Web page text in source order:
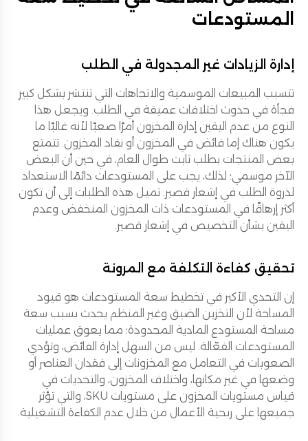
المستودعات
إدارة الزيادات غير المجدولة في الطلب
تتسبب المبيعات الموسمية والاتجاهات التي تنتشر بشكل كبير
فجأة في حدوث اختلافات عميقة في الطلب. ويجعل هذا
النوع من عدم اليقين إدارة المخزون أمرًا صعبًا لأنه غالبًا ما
يكون هناك إما فائض في المخزون أو نفاد المخزون. تتمتع
بعض المنتجات بطلب ثابت طوال العام، في حين أن البعض
الآخر موسمي؛ لذلك، يجب على المستودعات دائمًا الاستعداد
لذروة الطلب في إشعار قصير. تميل هذه الطلبات إلى أن تكون
أكثر إرهاقًا في المستودعات ذات المخزون المنخفض وعدم
اليقين بشأن التخصيص في إشعار قصير.
تحقيق كفاءة التكلفة مع المرونة
إن التحدي الأكبر في تخطيط سعة المستودعات هو قيود
المساحة لأن التخزين الضيق وغير المنظم يحدث بسبب سعة
مساحة المستودع المادية المحدودة؛ مما يعوق عمليات
المستودعات الفعّالة. ليس من السهل إدارة الفائض، وتؤدي
الصعوبات في التعامل مع المخزونات إلى فقدان العناصر أو
وضعها في غير مكانها، واختلاف المخزون، والتحديات في
قياس مستويات المخزون على مستويات SKU، والتي تؤثر
جميعها على ربحية الأعمال من خلال عدم الكفاءة التشغيلية.